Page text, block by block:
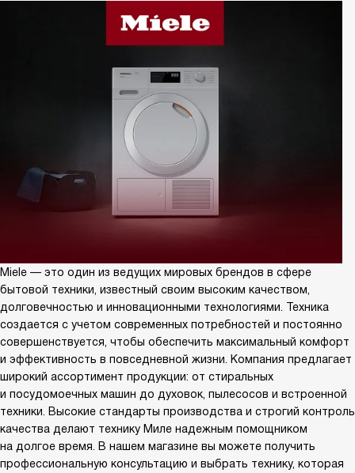
Miele — это один из ведущих мировых брендов в сфере
бытовой техники, известный своим высоким качеством,
долговечностью и инновационными технологиями. Техника
создается с учетом современных потребностей и постоянно
совершенствуется, чтобы обеспечить максимальный комфорт
и эффективность в повседневной жизни. Компания предлагает
широкий ассортимент продукции: от стиральных
и посудомоечных машин до духовок, пылесосов и встроенной
техники. Высокие стандарты производства и строгий контроль
качества делают технику Миле надежным помощником
на долгое время. В нашем магазине вы можете получить
профессиональную консультацию и выбрать технику, которая